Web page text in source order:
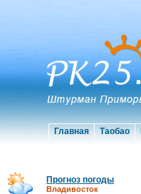
Главная Таобао
Прогноз погоды
Владивосток